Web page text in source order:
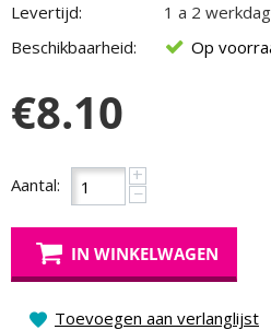
Levertijd:
1 a 2
Beschikbaarheid:
Op
€8.10
Aantal: +
−
IN WINKELWAGEN
Toevoegen aan verlanglijst